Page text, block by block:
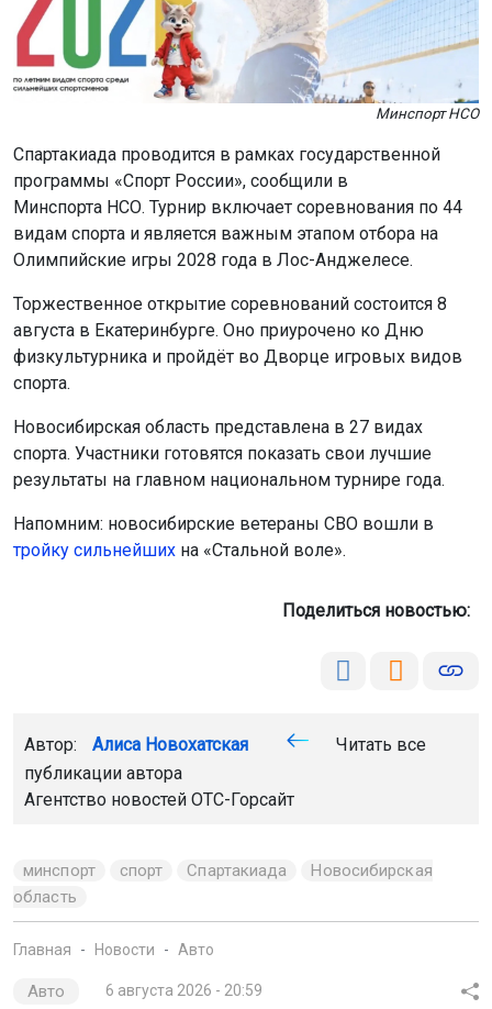
Минспорт НСО
Спартакиада проводится в рамках государственной
программы «Спорт России», сообщили в
Минспорта НСО. Турнир включает соревнования по 44
видам спорта и является важным этапом отбора на
Олимпийские игры 2028 года в Лос-Анджелесе.
Торжественное открытие соревнований состоится 8
августа в Екатеринбурге. Оно приурочено ко Дню
физкультурника и пройдёт во Дворце игровых видов
спорта.
Новосибирская область представлена в 27 видах
спорта. Участники готовятся показать свои лучшие
результаты на главном национальном турнире года.
Напомним: новосибирские ветераны СВО вошли в
тройку сильнейших на «Стальной воле».
Поделиться новостью:
Автор: Алиса Новохатская
Читать все
публикации автора
Агентство новостей ОТС-Горсайт
минспорт спорт Спартакиада
Новосибирская
область
Главная Новости Авто
Авто 6 августа 2026 - 20:59